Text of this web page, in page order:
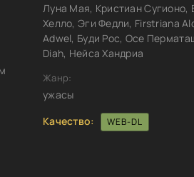
Луна Мая, Кристиан Сугионо,
Хелло, Эги Федли, Firstriana
Adwel, Буди Рос, Осе
Diah, Нейса Хандриа
Жанр:
ужасы
Качество:
WEB-DL